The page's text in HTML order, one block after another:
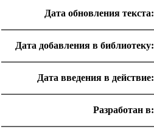
Дата обновления текста:
Дата добавления в библиотеку:
Дата введения в действие:
Разработан в: